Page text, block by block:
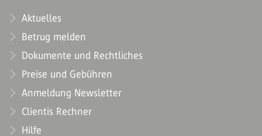
Aktuelles
Betrug melden
Dokumente und Rechtliches
Preise und Gebühren
Anmeldung Newsletter
Clientis Rechner
Hilfe